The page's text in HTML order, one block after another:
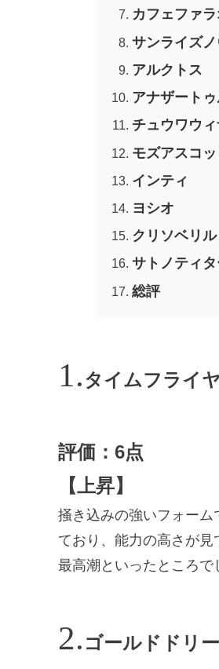
カフェファラ
サンライズ
アルクトス
アナザート
チュウワウ
モズアスコッ
インティ
ヨシオ
クリソベリル
サトノティ
総評
タイムフライ
評価：6点
【上昇】
掻き込みの強いフォーム
ており、能力の高さが
最高潮といったところで
ゴールドドリ